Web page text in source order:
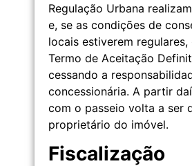
Regulação Urbana
e, se as condições de
locais estiverem
Termo de Aceitação
cessando a
concessionária. A partir
com o passeio volta a ser
proprietário do imóvel.
Fiscalização